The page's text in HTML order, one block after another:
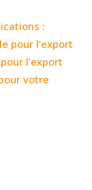
:
pour l’export
l’export
votre